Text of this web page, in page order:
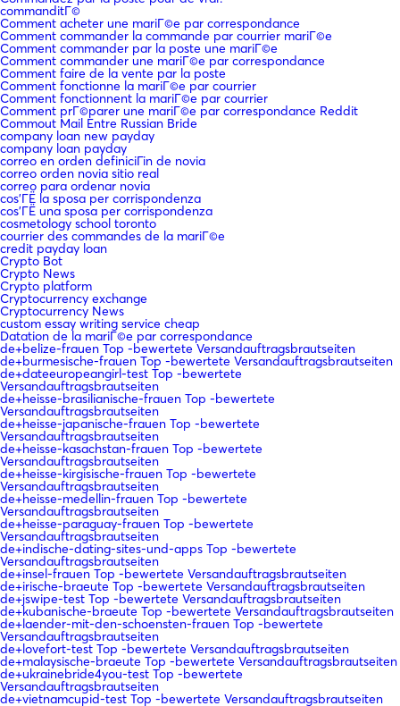
commanditГ©
Comment acheter une mariГ©e par correspondance
Comment commander la commande par courrier mariГ©e
Comment commander par la poste une mariГ©e
Comment commander une mariГ©e par correspondance
Comment faire de la vente par la poste
Comment fonctionne la mariГ©e par courrier
Comment fonctionnent la mariГ©e par courrier
Comment prГ©parer une mariГ©e par correspondance Reddit
Commout Mail Entre Russian Bride
company loan new payday
company loan payday
correo en orden definiciГіn de novia
correo orden novia sitio real
correo para ordenar novia
cos'ГЁ la sposa per corrispondenza
cos'ГЁ una sposa per corrispondenza
cosmetology school toronto
courrier des commandes de la mariГ©e
credit payday loan
Crypto Bot
Crypto News
Crypto platform
Cryptocurrency exchange
Cryptocurrency News
custom essay writing service cheap
Datation de la mariГ©e par correspondance
de+belize-frauen Top -bewertete Versandauftragsbrautseiten
de+burmesische-frauen Top -bewertete Versandauftragsbrautseiten
de+dateeuropeangirl-test Top -bewertete
Versandauftragsbrautseiten
de+heisse-brasilianische-frauen Top -bewertete
Versandauftragsbrautseiten
de+heisse-japanische-frauen Top -bewertete
Versandauftragsbrautseiten
de+heisse-kasachstan-frauen Top -bewertete
Versandauftragsbrautseiten
de+heisse-kirgisische-frauen Top -bewertete
Versandauftragsbrautseiten
de+heisse-medellin-frauen Top -bewertete
Versandauftragsbrautseiten
de+heisse-paraguay-frauen Top -bewertete
Versandauftragsbrautseiten
de+indische-dating-sites-und-apps Top -bewertete
Versandauftragsbrautseiten
de+insel-frauen Top -bewertete Versandauftragsbrautseiten
de+irische-braeute Top -bewertete Versandauftragsbrautseiten
de+jswipe-test Top -bewertete Versandauftragsbrautseiten
de+kubanische-braeute Top -bewertete Versandauftragsbrautseiten
de+laender-mit-den-schoensten-frauen Top -bewertete
Versandauftragsbrautseiten
de+lovefort-test Top -bewertete Versandauftragsbrautseiten
de+malaysische-braeute Top -bewertete Versandauftragsbrautseiten
de+ukrainebride4you-test Top -bewertete
Versandauftragsbrautseiten
de+vietnamcupid-test Top -bewertete Versandauftragsbrautseiten